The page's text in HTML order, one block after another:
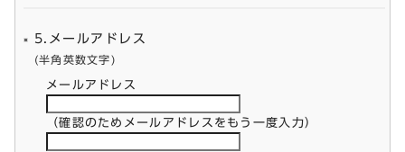
5.メールアドレス
(半角英数文字)
メールアドレス
（確認のためメールアドレスをもう一度入力）